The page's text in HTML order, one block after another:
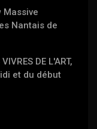
Massive
Nantais de
DE L'ART,
et du début